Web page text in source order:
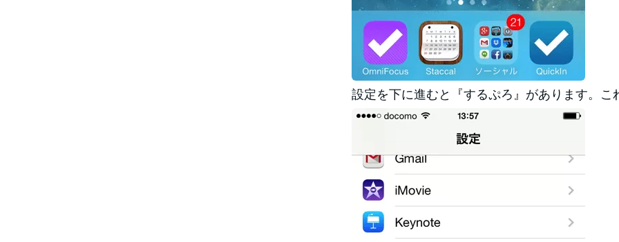
設定を下に進むと『するぷろ』があります。こ